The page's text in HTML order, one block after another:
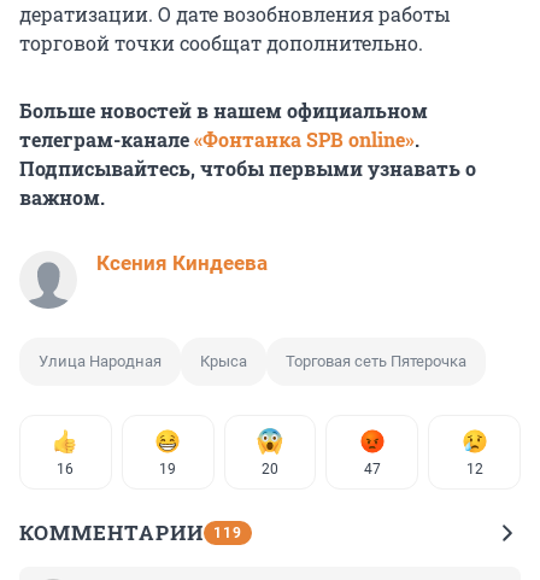
дератизации. О дате возобновления работы
торговой точки сообщат дополнительно.
Больше новостей в нашем официальном
телеграм-канале«Фонтанка SPB online».
Подписывайтесь, чтобы первыми узнавать о
важном.
Ксения Киндеева
Улица Народная Крыса Торговая сеть Пятерочка
16 19 20 47 12
КОММЕНТАРИИ 119